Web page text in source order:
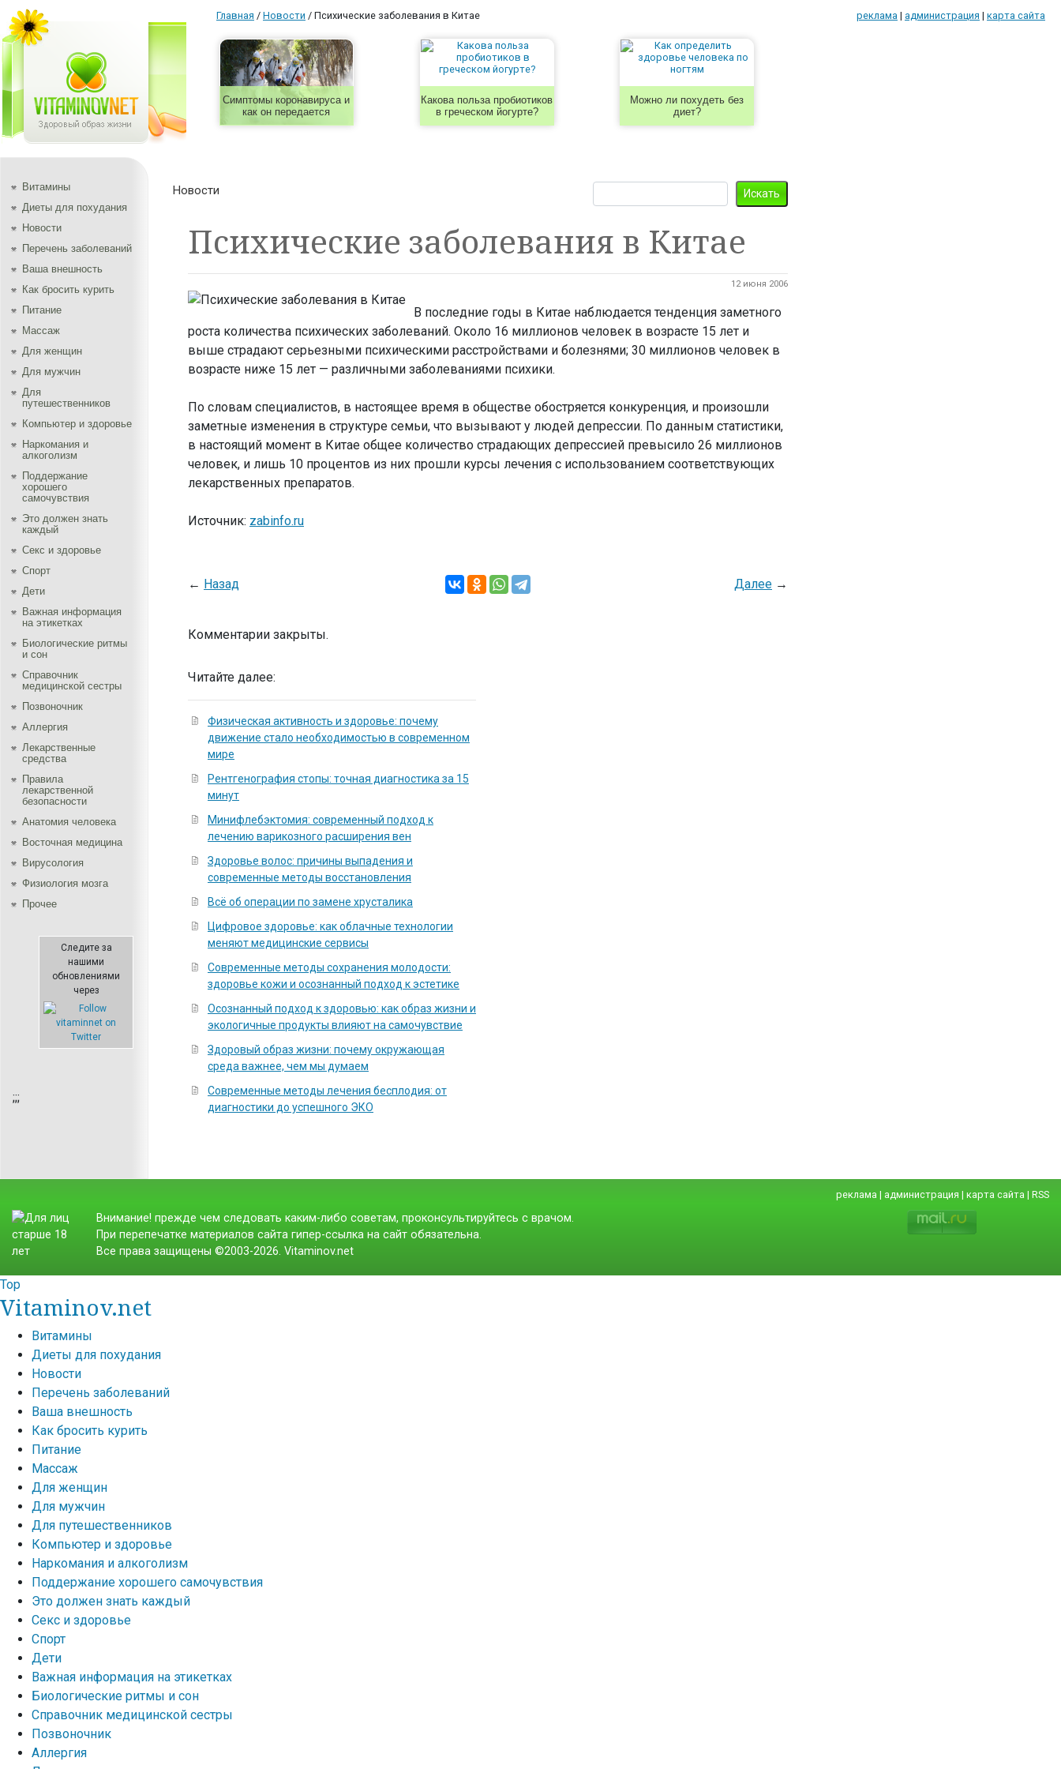
Главная / Новости / Психические заболевания в Китае реклама | администрация | карта сайта
Симптомы коронавируса и
как он передается
Какова польза пробиотиков
в греческом йогурте?
Можно ли похудеть без
диет?
Витамины
Диеты для похудания
Новости
Перечень заболеваний
Ваша внешность
Как бросить курить
Питание
Массаж
Для женщин
Для мужчин
Для
путешественников
Компьютер и здоровье
Наркомания и
алкоголизм
Поддержание
хорошего
самочувствия
Это должен знать
каждый
Секс и здоровье
Спорт
Дети
Важная информация
на этикетках
Биологические ритмы
и сон
Справочник
медицинской сестры
Позвоночник
Аллергия
Лекарственные
средства
Правила
лекарственной
безопасности
Aнатомия человека
Восточная медицина
Вирусология
Физиология мозга
Прочее
Следите за
нашими
обновлениями
через
;;;
Новости
Психические заболевания в Китае
12 июня 2006
В последние годы в Китае наблюдается тенденция заметного
роста количества психических заболеваний. Около 16 миллионов человек в возрасте 15 лет и
выше страдают серьезными психическими расстройствами и болезнями; 30 миллионов человек в
возрасте ниже 15 лет — различными заболеваниями психики.
По словам специалистов, в настоящее время в обществе обостряется конкуренция, и произошли
заметные изменения в структуре семьи, что вызывают у людей депрессии. По данным статистики,
в настоящий момент в Китае общее количество страдающих депрессией превысило 26 миллионов
человек, и лишь 10 процентов из них прошли курсы лечения с использованием соответствующих
лекарственных препаратов.
Источник: zabinfo.ru
← Назад Далее→
Комментарии закрыты.
Читайте далее:
Физическая активность и здоровье: почему
движение стало необходимостью в современном
мире
Рентгенография стопы: точная диагностика за 15
минут
Минифлебэктомия: современный подход к
лечению варикозного расширения вен
Здоровье волос: причины выпадения и
современные методы восстановления
Всё об операции по замене хрусталика
Цифровое здоровье: как облачные технологии
меняют медицинские сервисы
Современные методы сохранения молодости:
здоровье кожи и осознанный подход к эстетике
Осознанный подход к здоровью: как образ жизни и
экологичные продукты влияют на самочувствие
Здоровый образ жизни: почему окружающая
среда важнее, чем мы думаем
Современные методы лечения бесплодия: от
диагностики до успешного ЭКО
реклама | администрация | карта сайта | RSS
Внимание! прежде чем следовать каким-либо советам, проконсультируйтесь с врачом.
При перепечатке материалов сайта гипер-ссылка на сайт обязательна.
Все права защищены ©2003-2026. Vitaminov.net
Top
Vitaminov.net
Витамины
Диеты для похудания
Новости
Перечень заболеваний
Ваша внешность
Как бросить курить
Питание
Массаж
Для женщин
Для мужчин
Для путешественников
Компьютер и здоровье
Наркомания и алкоголизм
Поддержание хорошего самочувствия
Это должен знать каждый
Секс и здоровье
Спорт
Дети
Важная информация на этикетках
Биологические ритмы и сон
Справочник медицинской сестры
Позвоночник
Аллергия